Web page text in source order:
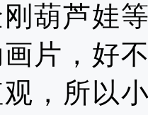
葫芦娃
片，好
，所以